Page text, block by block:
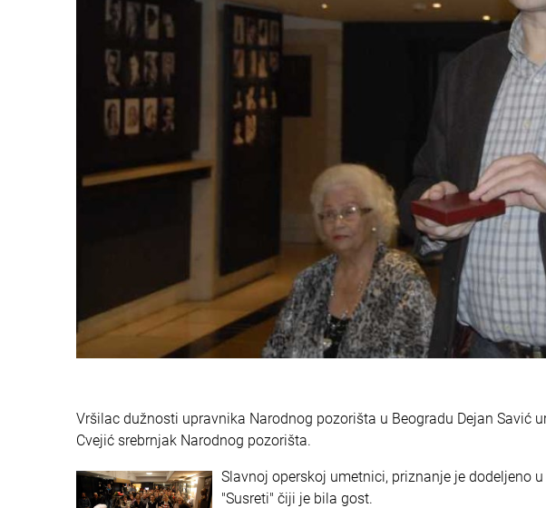
Vršilac dužnosti upravnika Narodnog pozorišta u Beogradu Dejan Savić
Cvejić srebrnjak Narodnog pozorišta.
Slavnoj operskoj umetnici, priznanje je dodeljeno
"Susreti" čiji je bila gost.